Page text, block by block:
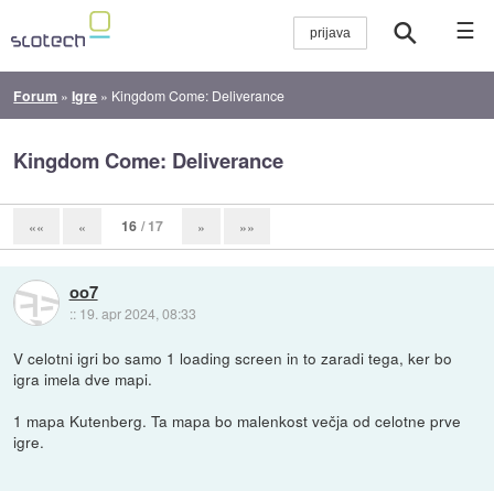
☰
Forum »Igre » Kingdom Come: Deliverance
Kingdom Come: Deliverance
«« « 16 / 17 » »»
oo7
:: 19. apr 2024, 08:33
V celotni igri bo samo 1 loading screen in to zaradi tega, ker bo
igra imela dve mapi.
1 mapa Kutenberg. Ta mapa bo malenkost večja od celotne prve
igre.